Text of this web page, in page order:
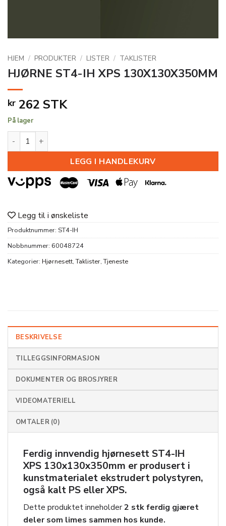
HJEM / PRODUKTER / LISTER / TAKLISTER
HJØRNE ST4-IH XPS 130X130X350MM
kr 262 STK
På lager
HJØRNE ST4-IH XPS 130X130X350MM antall
LEGG I HANDLEKURV
Legg til i ønskeliste
Produktnummer: ST4-IH
Nobbnummer: 60048724
Kategorier: Hjørnesett,Taklister,Tjeneste
BESKRIVELSE
TILLEGGSINFORMASJON
DOKUMENTER OG BROSJYRER
VIDEOMATERIELL
OMTALER (0)
Ferdig innvendig hjørnesettST4-IH
XPS 130x130x350mm er produsert i
kunstmaterialet ekstrudert polystyren,
også kalt PS eller XPS.
Dette produktet inneholder2 stk ferdig gjæret
deler som limes sammen hos kunde.